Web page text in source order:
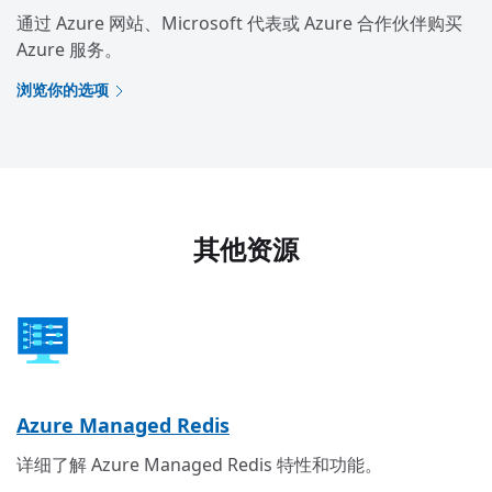
通过 Azure 网站、Microsoft 代表或 Azure 合作伙伴购买
Azure 服务。
浏览你的选项
其他资源
Azure Managed Redis
详细了解 Azure Managed Redis 特性和功能。